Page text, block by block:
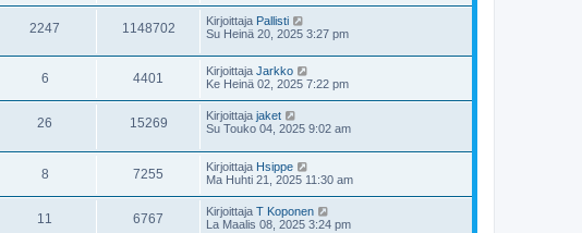
2247 1148702 Kirjoittaja Pallisti
Su Heinä 20, 2025 3:27 pm
6 4401 Kirjoittaja Jarkko
Ke Heinä 02, 2025 7:22 pm
26 15269 Kirjoittaja jaket
Su Touko 04, 2025 9:02 am
8 7255 Kirjoittaja Hsippe
Ma Huhti 21, 2025 11:30 am
11 6767 Kirjoittaja T Koponen
La Maalis 08, 2025 3:24 pm